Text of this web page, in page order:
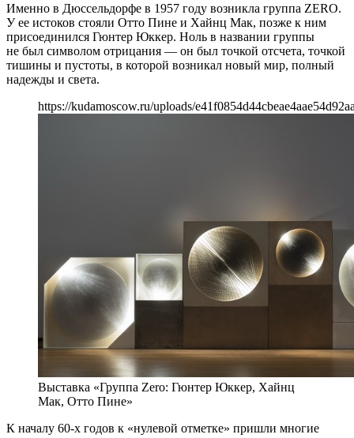
Именно в Дюссельдорфе в 1957 году возникла группа ZERO.
У ее истоков стояли Отто Пине и Хайнц Мак, позже к ним
присоединился Гюнтер Юккер. Ноль в названии группы
не был символом отрицания — он был точкой отсчета, точкой
тишины и пустоты, в которой возникал новый мир, полный
надежды и света.
https://kudamoscow.ru/uploads/
Выставка «Группа Zero: Гюнтер Юккер, Хайнц
Мак, Отто Пине»
К началу 60-х годов к «нулевой отметке» пришли многие